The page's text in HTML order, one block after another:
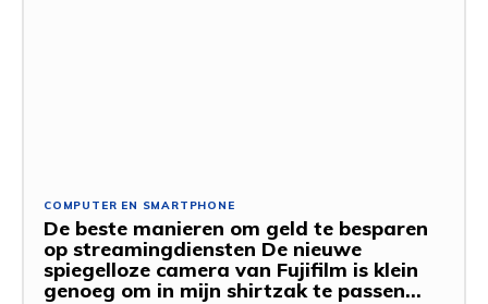
COMPUTER EN SMARTPHONE
De beste manieren om geld te besparen
op streamingdiensten De nieuwe
spiegelloze camera van Fujifilm is klein
genoeg om in mijn shirtzak te passen...